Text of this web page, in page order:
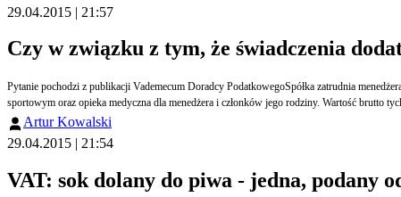
29.04.2015 | 21:57
Czy w związku z tym, że świadczenia
Pytanie pochodzi z publikacji Vademecum Doradcy PodatkowegoSpółka zatrudnia menedżera na podstawie kontraktu menedżerskiego. W kontrakcie określono, że oprócz wynagrodzenia w gotówce, menedżerowi przysługują świadczenia dodatkowe: członkostwo w klubie
Artur Kowalski
29.04.2015 | 21:54
VAT: sok dolany do piwa - jedna, podany